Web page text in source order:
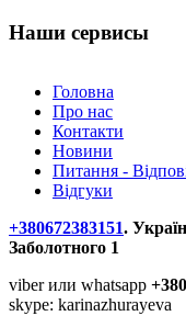
Наши сервисы
Головна
Про нас
Контакти
Новини
Питання -
Відгуки
+380672383151.
Заболотного 1
viber или whatsapp
skype: karinazhurayeva